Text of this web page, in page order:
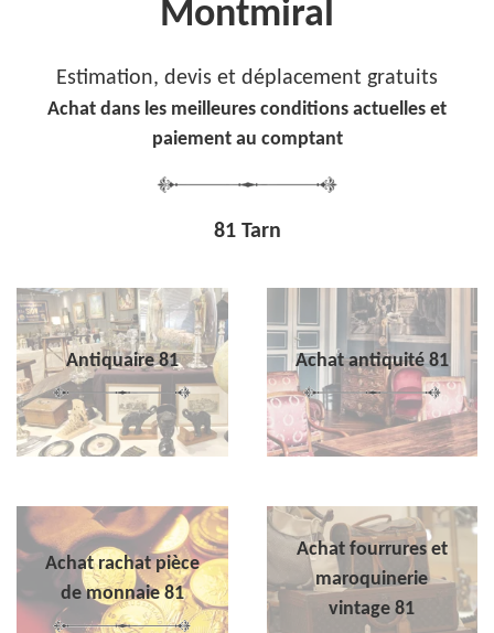
Montmiral
Estimation, devis et déplacement gratuits
Achat dans les meilleures conditions actuelles et
paiement au comptant
81 Tarn
Antiquaire 81 Achat antiquité 81
Achat rachat pièce
de monnaie 81
Achat fourrures et
maroquinerie
vintage 81